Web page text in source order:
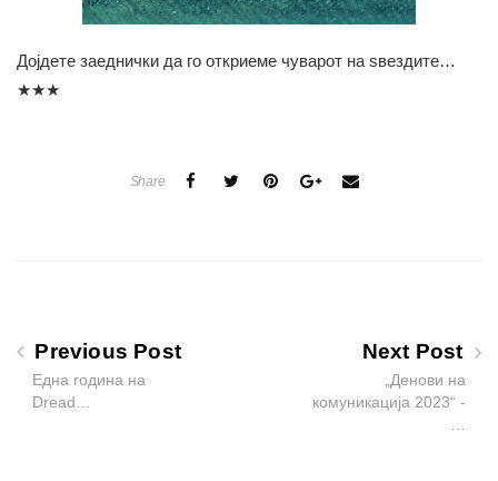
Дојдете заеднички да го откриеме чуварот на ѕвездите…
★★★
Share
Previous Post
Една година на
Dread…
Next Post
„Денови на
комуникација 2023“ -